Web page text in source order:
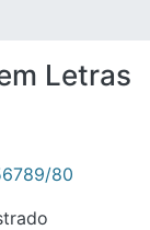
Letras
80